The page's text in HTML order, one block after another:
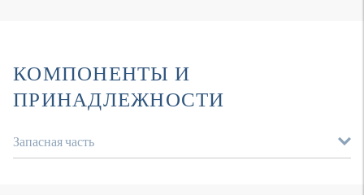
КОМПОНЕНТЫ И
ПРИНАДЛЕЖНОСТИ
Запасная часть